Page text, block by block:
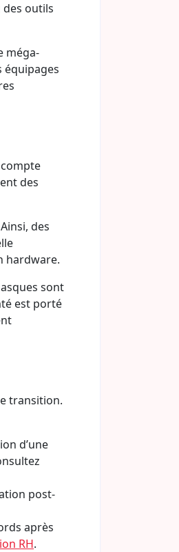
outils
méga-
équipages
des
des
hardware.
sont
est porté
transition.
d’une
post-
après
RH.